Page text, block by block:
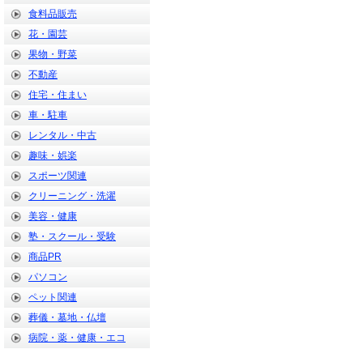
食料品販売
花・園芸
果物・野菜
不動産
住宅・住まい
車・駐車
レンタル・中古
趣味・娯楽
スポーツ関連
クリーニング・洗濯
美容・健康
塾・スクール・受験
商品PR
パソコン
ペット関連
葬儀・墓地・仏壇
病院・薬・健康・エコ